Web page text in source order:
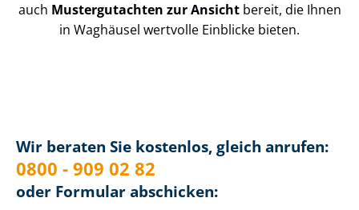
auch Mustergutachten zur Ansichtbereit, die Ihnen
in Waghäusel wertvolle Einblicke bieten.
Wir beraten Sie kostenlos, gleich anrufen:
0800 - 909 02 82
oder Formular abschicken: